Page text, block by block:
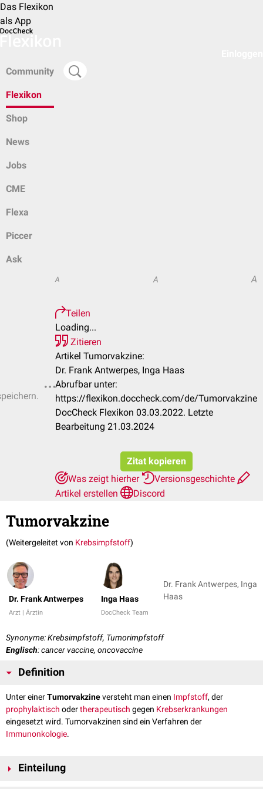
Das Flexikon
als App
Community
Flexikon
Shop
News
Jobs
CME
Flexa
Piccer
Ask
A A A
Teilen
Loading...
Zitieren
Artikel Tumorvakzine:
Dr. Frank Antwerpes, Inga Haas
Abrufbar unter:
https://flexikon.doccheck.com/de/Tumorvakzine
DocCheck Flexikon 03.03.2022. Letzte
Bearbeitung 21.03.2024
Zitat kopieren
Was zeigt hierher
Versionsgeschichte
Artikel erstellen
Discord
Tumorvakzine
(Weitergeleitet von Krebsimpfstoff)
Dr. Frank Antwerpes
Arzt | Ärztin
Inga Haas
DocCheck Team
Dr. Frank Antwerpes, Inga
Haas
Synonyme: Krebsimpfstoff, Tumorimpfstoff
Englisch: cancer vaccine, oncovaccine
Definition
Unter einerTumorvakzineversteht man einen Impfstoff, der
prophylaktisch odertherapeutisch gegen Krebserkrankungen
eingesetzt wird. Tumorvakzinen sind ein Verfahren der
Immunonkologie.
Einteilung